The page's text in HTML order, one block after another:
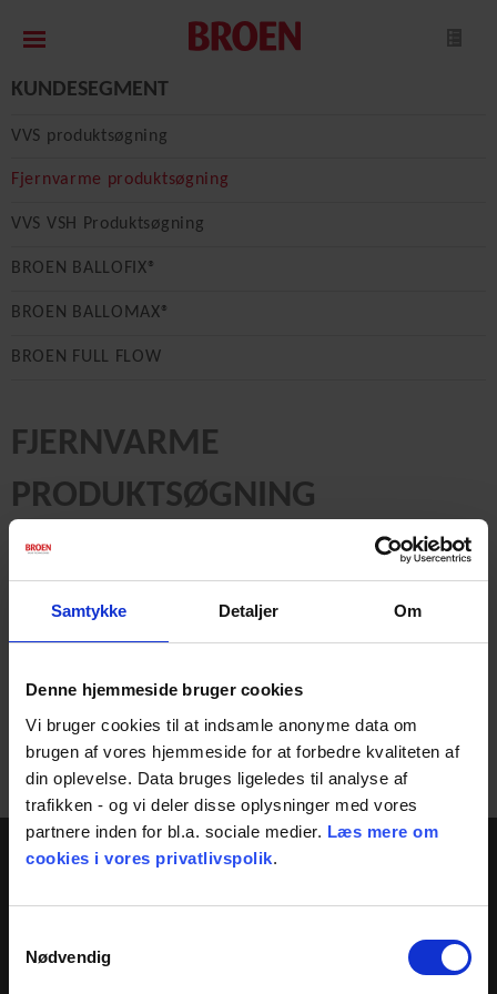
Samtykke Detaljer Om
Denne hjemmeside bruger cookies
Vi bruger cookies til at indsamle anonyme data om
brugen af vores hjemmeside for at forbedre kvaliteten af
din oplevelse. Data bruges ligeledes til analyse af
trafikken - og vi deler disse oplysninger med vores
partnere inden for bl.a. sociale medier. Læs mere om
cookies i vores privatlivspolik.
Nødvendig
KUNDESEGMENT
VVS produktsøgning
Fjernvarme produktsøgning
VVS VSH Produktsøgning
BROEN BALLOFIX®
BROEN BALLOMAX®
BROEN FULL FLOW
FJERNVARME
PRODUKTSØGNING
Ventiler